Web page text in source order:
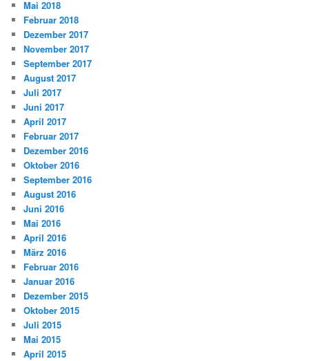
Mai 2018
Februar 2018
Dezember 2017
November 2017
September 2017
August 2017
Juli 2017
Juni 2017
April 2017
Februar 2017
Dezember 2016
Oktober 2016
September 2016
August 2016
Juni 2016
Mai 2016
April 2016
März 2016
Februar 2016
Januar 2016
Dezember 2015
Oktober 2015
Juli 2015
Mai 2015
April 2015